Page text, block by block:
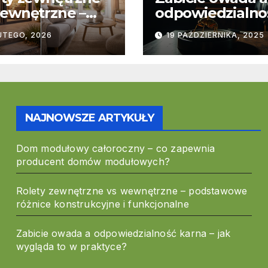
–
i
2026
karna – jak
to w praktyce?
19 PAŹDZIERNIKA, 2025
NAJNOWSZE ARTYKUŁY
Dom modułowy całoroczny – co zapewnia
producent domów modułowych?
Rolety zewnętrzne vs wewnętrzne – podstawowe
różnice konstrukcyjne i funkcjonalne
Zabicie owada a odpowiedzialność karna – jak
wygląda to w praktyce?